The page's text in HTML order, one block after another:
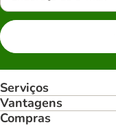
Serviços
Vantagens
Compras